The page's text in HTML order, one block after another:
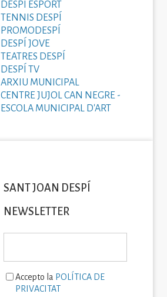
DESPÍ ESPORT
TENNIS DESPÍ
PROMODESPÍ
DESPÍ JOVE
TEATRES DESPÍ
DESPÍ TV
ARXIU MUNICIPAL
CENTRE JUJOL CAN NEGRE -
ESCOLA MUNICIPAL D'ART
SANT JOAN DESPÍ
NEWSLETTER
Accepto la POLÍTICA DE
PRIVACITAT